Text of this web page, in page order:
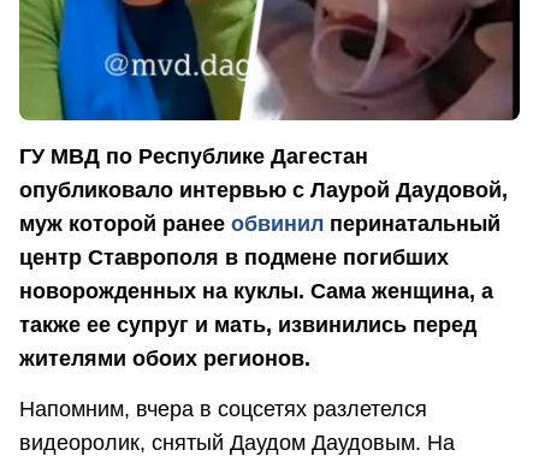
ГУ МВД по Республике Дагестан
опубликовало интервью с Лаурой Даудовой,
муж которой ранее обвинил перинатальный
центр Ставрополя в подмене погибших
новорожденных на куклы. Сама женщина, а
также ее супруг и мать, извинились перед
жителями обоих регионов.
Напомним, вчера в соцсетях разлетелся
видеоролик, снятый Даудом Даудовым. На